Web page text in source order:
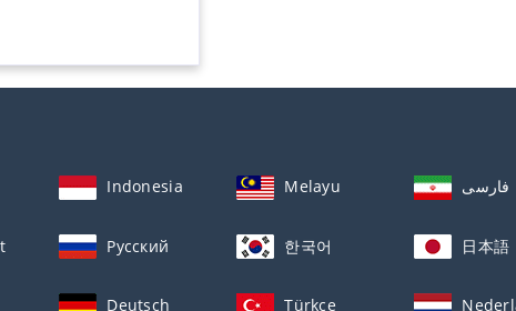
Indonesia Melayu فارسی
Русский 한국어 日本語
Deutsch Türkçe